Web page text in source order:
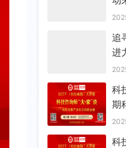
融
追
进
金
开
活
科
期
谈
科